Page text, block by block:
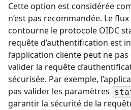
Cette option est considérée
n’est pas recommandée. Le
contourne le protocole OIDC
requête d’authentification est
l’application cliente peut ne
valider la requête
sécurisée. Par exemple,
pas valider les paramètres
garantir la sécurité de la